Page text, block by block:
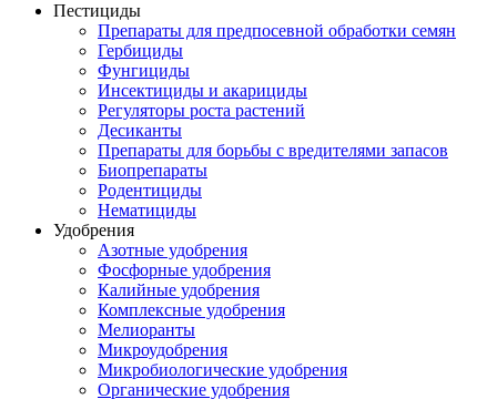
Пестициды
Препараты для предпосевной обработки семян
Гербициды
Фунгициды
Инсектициды и акарициды
Регуляторы роста растений
Десиканты
Препараты для борьбы с вредителями запасов
Биопрепараты
Родентициды
Нематициды
Удобрения
Азотные удобрения
Фосфорные удобрения
Калийные удобрения
Комплексные удобрения
Мелиоранты
Микроудобрения
Микробиологические удобрения
Органические удобрения